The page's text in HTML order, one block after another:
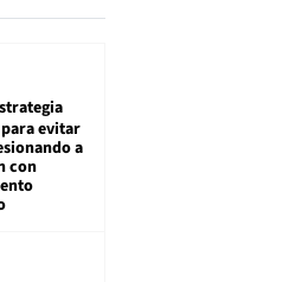
evitar
a
con